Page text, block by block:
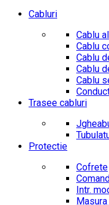
Cabluri
Cablu
Cablu
Cablu
Cablu
Cablu
Trasee cabluri
Protectie
Cofrete
Intr.